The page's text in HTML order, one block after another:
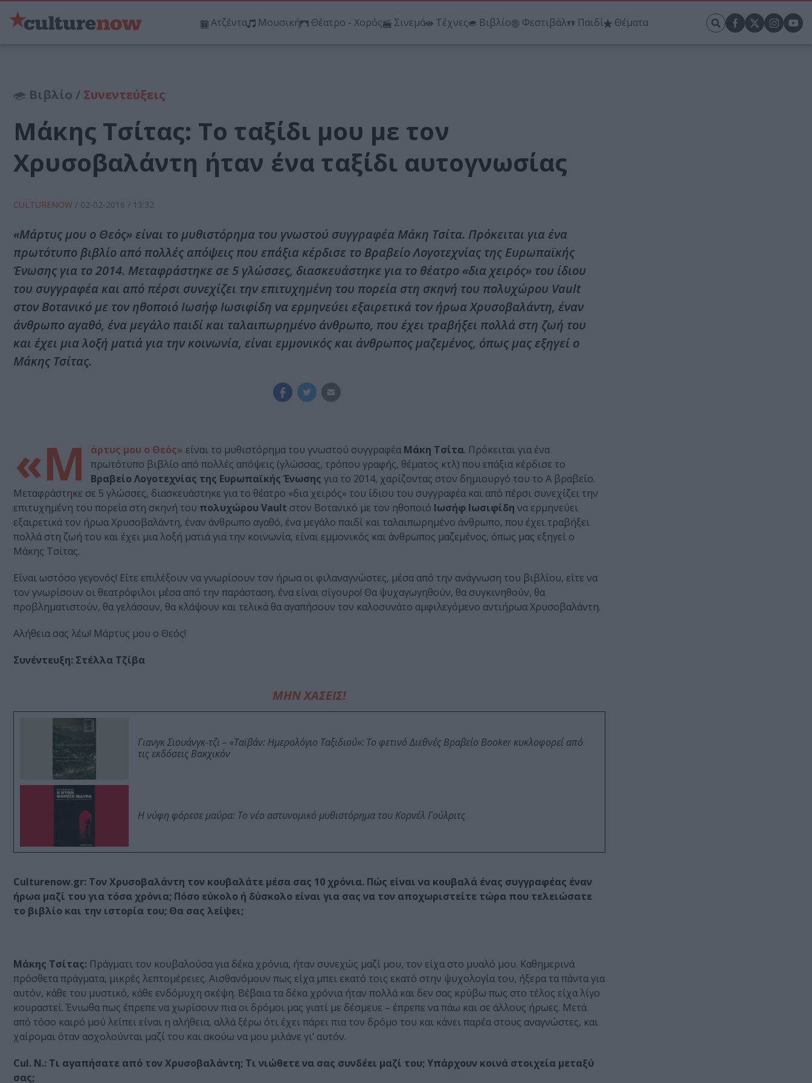
Ατζέντα Μουσική Θέατρο - Χορός Σινεμά Τέχνες Βιβλίο Φεστιβάλ Παιδί Θέματα
Βιβλίο / Συνεντεύξεις
Μάκης Τσίτας: Το ταξίδι μου με τον
Χρυσοβαλάντη ήταν ένα ταξίδι αυτογνωσίας
CULTURENOW / 02-02-2016 / 13:32
«Μάρτυς μου ο Θεός» είναι το μυθιστόρημα του γνωστού συγγραφέα Μάκη Τσίτα. Πρόκειται για ένα
πρωτότυπο βιβλίο από πολλές απόψεις που επάξια κέρδισε το Βραβείο Λογοτεχνίας της Ευρωπαϊκής
Ένωσης για το 2014. Μεταφράστηκε σε 5 γλώσσες, διασκευάστηκε για το θέατρο «δια χειρός» του ίδιου
του συγγραφέα και από πέρσι συνεχίζει την επιτυχημένη του πορεία στη σκηνή του πολυχώρου Vault
στον Βοτανικό με τον ηθοποιό Ιωσήφ Ιωσιφίδη να ερμηνεύει εξαιρετικά τον ήρωα Χρυσοβαλάντη, έναν
άνθρωπο αγαθό, ένα μεγάλο παιδί και ταλαιπωρημένο άνθρωπο, που έχει τραβήξει πολλά στη ζωή του
και έχει μια λοξή ματιά για την κοινωνία, είναι εμμονικός και άνθρωπος μαζεμένος, όπως μας εξηγεί ο
Μάκης Τσίτας.
«Μ άρτυς μου ο Θεός» είναι το μυθιστόρημα του γνωστού συγγραφέα Μάκη Τσίτα. Πρόκειται για ένα
πρωτότυπο βιβλίο από πολλές απόψεις (γλώσσας, τρόπου γραφής, θέματος κτλ) που επάξια κέρδισε το
Βραβείο Λογοτεχνίας της Ευρωπαϊκής Ένωσης για το 2014, χαρίζοντας στον δημιουργό του το Α βραβείο.
Μεταφράστηκε σε 5 γλώσσες, διασκευάστηκε για το θέατρο «δια χειρός» του ίδιου του συγγραφέα και από πέρσι συνεχίζει την
επιτυχημένη του πορεία στη σκηνή του πολυχώρου Vault στον Βοτανικό με τον ηθοποιό Ιωσήφ Ιωσιφίδη να ερμηνεύει
εξαιρετικά τον ήρωα Χρυσοβαλάντη, έναν άνθρωπο αγαθό, ένα μεγάλο παιδί και ταλαιπωρημένο άνθρωπο, που έχει τραβήξει
πολλά στη ζωή του και έχει μια λοξή ματιά για την κοινωνία, είναι εμμονικός και άνθρωπος μαζεμένος, όπως μας εξηγεί ο
Μάκης Τσίτας.
Είναι ωστόσο γεγονός! Είτε επιλέξουν να γνωρίσουν τον ήρωα οι φιλαναγνώστες, μέσα από την ανάγνωση του βιβλίου, είτε να
τον γνωρίσουν οι θεατρόφιλοι μέσα από την παράσταση, ένα είναι σίγουρο! Θα ψυχαγωγηθούν, θα συγκινηθούν, θα
προβληματιστούν, θα γελάσουν, θα κλάψουν και τελικά θα αγαπήσουν τον καλοσυνάτο αμφιλεγόμενο αντιήρωα Χρυσοβαλάντη.
Αλήθεια σας λέω! Μάρτυς μου ο Θεός!
Συνέντευξη: Στέλλα Τζίβα
ΜΗΝ ΧΑΣΕΙΣ!
Γιανγκ Σιουάνγκ-τζι – «Ταϊβάν: Ημερολόγιο Ταξιδιού»: Το φετινό Διεθνές Βραβείο Booker κυκλοφορεί από
τις εκδόσεις Βακχικόν
Η νύφη φόρεσε μαύρα: Το νέο αστυνομικό μυθιστόρημα του Κορνέλ Γούλριτς
Culturenow.gr: Τον Χρυσοβαλάντη τον κουβαλάτε μέσα σας 10 χρόνια. Πώς είναι να κουβαλά ένας συγγραφέας έναν
ήρωα μαζί του για τόσα χρόνια; Πόσο εύκολο ή δύσκολο είναι για σας να τον αποχωριστείτε τώρα που τελειώσατε
το βιβλίο και την ιστορία του; Θα σας λείψει;
Μάκης Τσίτας: Πράγματι τον κουβαλούσα για δέκα χρόνια, ήταν συνεχώς μαζί μου, τον είχα στο μυαλό μου. Καθημερινά
πρόσθετα πράγματα, μικρές λεπτομέρειες. Αισθανόμουν πως είχα μπει εκατό τοις εκατό στην ψυχολογία του, ήξερα τα πάντα για
αυτόν, κάθε του μυστικό, κάθε ενδόμυχη σκέψη. Βέβαια τα δέκα χρόνια ήταν πολλά και δεν σας κρύβω πως στο τέλος είχα λίγο
κουραστεί. Ένιωθα πως έπρεπε να χωρίσουν πια οι δρόμοι μας γιατί με δέσμευε – έπρεπε να πάω και σε άλλους ήρωες. Μετά
από τόσο καιρό μού λείπει είναι η αλήθεια, αλλά ξέρω ότι έχει πάρει πια τον δρόμο του και κάνει παρέα στους αναγνώστες, και
χαίρομαι όταν ασχολούνται μαζί του και ακούω να μου μιλάνε γι’ αυτόν.
Cul. N.: Τι αγαπήσατε από τον Χρυσοβαλάντη; Τι νιώθετε να σας συνδέει μαζί του; Υπάρχουν κοινά στοιχεία μεταξύ
σας;